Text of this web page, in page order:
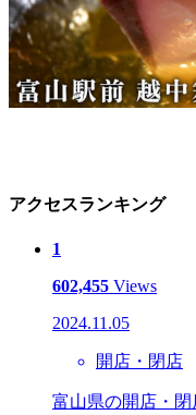
アクセスランキング
1
602,455 Views
2024.11.05
開店・閉店
富山県の開店・閉